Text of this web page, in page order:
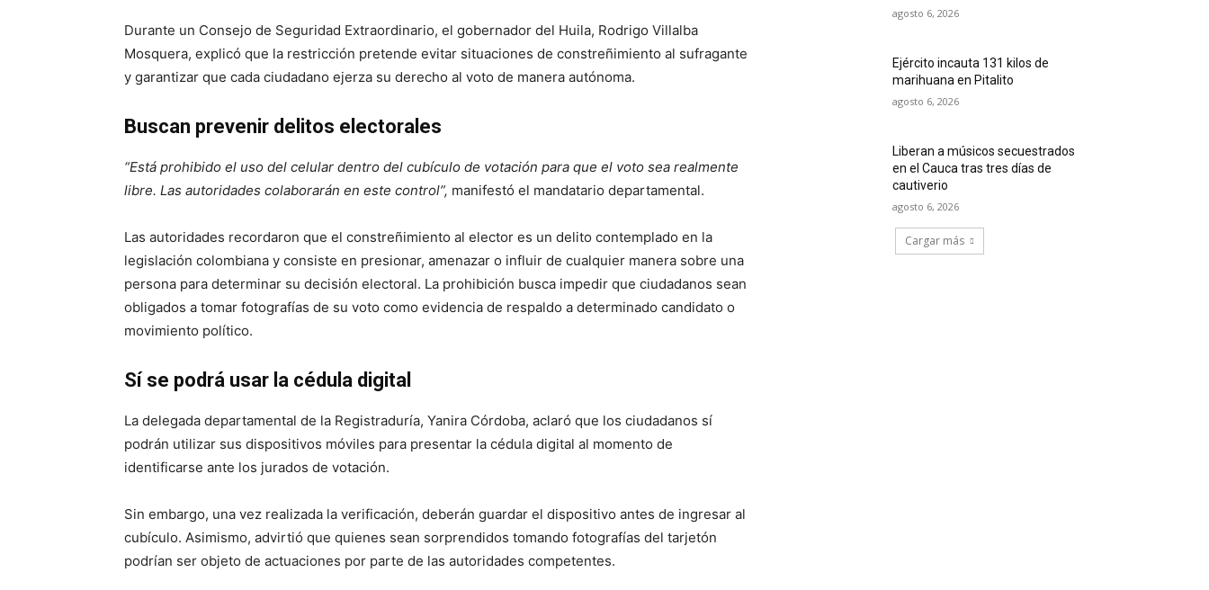
Durante un Consejo de Seguridad Extraordinario, el gobernador del Huila, Rodrigo Villalba
Mosquera, explicó que la restricción pretende evitar situaciones de constreñimiento al sufragante
y garantizar que cada ciudadano ejerza su derecho al voto de manera autónoma.
Buscan prevenir delitos electorales
“Está prohibido el uso del celular dentro del cubículo de votación para que el voto sea realmente
libre. Las autoridades colaborarán en este control”, manifestó el mandatario departamental.
Las autoridades recordaron que el constreñimiento al elector es un delito contemplado en la
legislación colombiana y consiste en presionar, amenazar o influir de cualquier manera sobre una
persona para determinar su decisión electoral. La prohibición busca impedir que ciudadanos sean
obligados a tomar fotografías de su voto como evidencia de respaldo a determinado candidato o
movimiento político.
Sí se podrá usar la cédula digital
La delegada departamental de la Registraduría, Yanira Córdoba, aclaró que los ciudadanos sí
podrán utilizar sus dispositivos móviles para presentar la cédula digital al momento de
identificarse ante los jurados de votación.
Sin embargo, una vez realizada la verificación, deberán guardar el dispositivo antes de ingresar al
cubículo. Asimismo, advirtió que quienes sean sorprendidos tomando fotografías del tarjetón
podrían ser objeto de actuaciones por parte de las autoridades competentes.
agosto 6, 2026
Ejército incauta 131 kilos de
marihuana en Pitalito
agosto 6, 2026
Liberan a músicos secuestrados
en el Cauca tras tres días de
cautiverio
agosto 6, 2026
Cargar más